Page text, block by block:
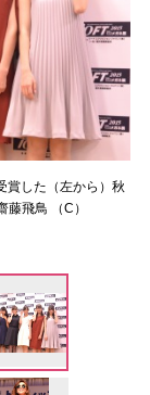
賞した（左から）秋
飛鳥 （C）